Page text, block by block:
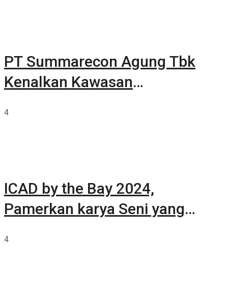
PT Summarecon Agung Tbk
Kenalkan Kawasan
4
ICAD by the Bay 2024,
Pamerkan karya Seni yang
4